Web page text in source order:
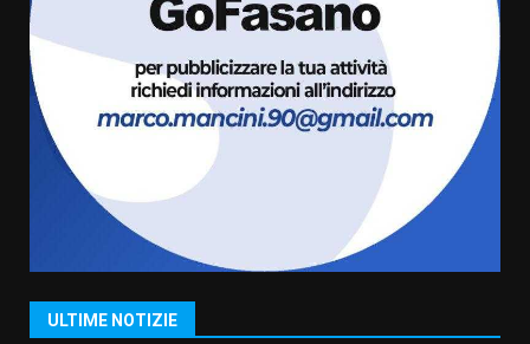
ULTIME NOTIZIE
5 Agosto 2026 06:10
L’abusivismo giornalistico è un
pericolo
3 Agosto 2026 17:22
1
Cura dei beni comuni e
cittadinanza attiva: online
l’avviso per la gestione
Laureto